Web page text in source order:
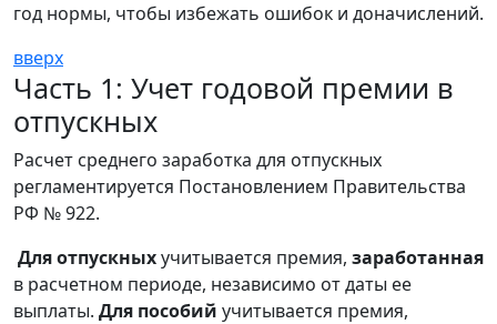
год нормы, чтобы избежать ошибок и доначислений.
вверх
Часть 1: Учет годовой премии в
отпускных
Расчет среднего заработка для отпускных
регламентируется Постановлением Правительства
РФ № 922.
Для отпускныхучитывается премия, заработанная
в расчетном периоде, независимо от даты ее
выплаты. Для пособий учитывается премия,